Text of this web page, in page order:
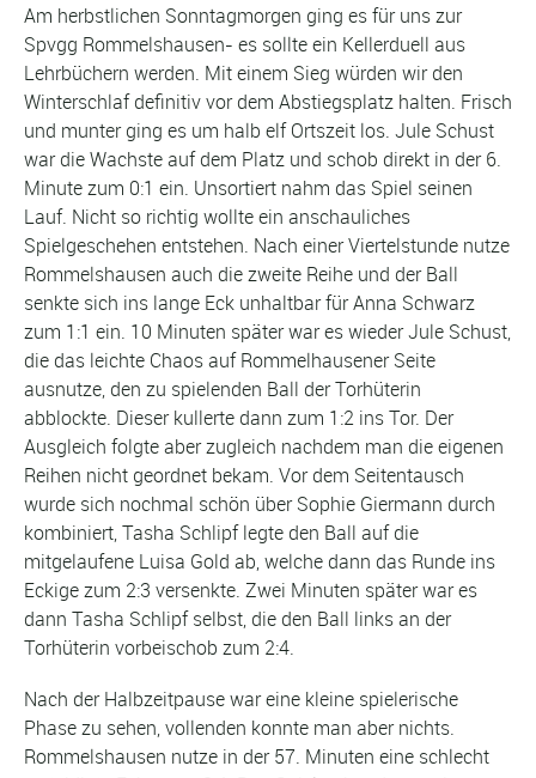
Am herbstlichen Sonntagmorgen ging es für uns zur
Spvgg Rommelshausen- es sollte ein Kellerduell aus
Lehrbüchern werden. Mit einem Sieg würden wir den
Winterschlaf definitiv vor dem Abstiegsplatz halten. Frisch
und munter ging es um halb elf Ortszeit los. Jule Schust
war die Wachste auf dem Platz und schob direkt in der 6.
Minute zum 0:1 ein. Unsortiert nahm das Spiel seinen
Lauf. Nicht so richtig wollte ein anschauliches
Spielgeschehen entstehen. Nach einer Viertelstunde nutze
Rommelshausen auch die zweite Reihe und der Ball
senkte sich ins lange Eck unhaltbar für Anna Schwarz
zum 1:1 ein. 10 Minuten später war es wieder Jule Schust,
die das leichte Chaos auf Rommelhausener Seite
ausnutze, den zu spielenden Ball der Torhüterin
abblockte. Dieser kullerte dann zum 1:2 ins Tor. Der
Ausgleich folgte aber zugleich nachdem man die eigenen
Reihen nicht geordnet bekam. Vor dem Seitentausch
wurde sich nochmal schön über Sophie Giermann durch
kombiniert, Tasha Schlipf legte den Ball auf die
mitgelaufene Luisa Gold ab, welche dann das Runde ins
Eckige zum 2:3 versenkte. Zwei Minuten später war es
dann Tasha Schlipf selbst, die den Ball links an der
Torhüterin vorbeischob zum 2:4.
Nach der Halbzeitpause war eine kleine spielerische
Phase zu sehen, vollenden konnte man aber nichts.
Rommelshausen nutze in der 57. Minuten eine schlecht